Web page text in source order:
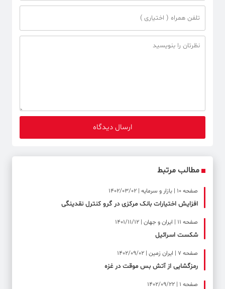
مطالب مرتبط
صفحه ۱۰ | بازار و سرمایه | 1402/03/02
افزایش اختیارات بانک مرکزی در گرو کنترل نقدینگی
صفحه ۱۱ | ایران و جهان | 1401/11/12
شکست اسرائیل
صفحه ۷ | ایران زمین | 1402/09/02
رمزگشایی از آتش بس موقت در غزه
صفحه ۱ | 1402/09/22